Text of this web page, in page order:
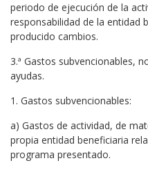
periodo de ejecución de la
responsabilidad de la entidad
producido cambios.
3.ª Gastos subvencionables,
ayudas.
1. Gastos subvencionables:
a) Gastos de actividad, de
propia entidad beneficiaria
programa presentado.